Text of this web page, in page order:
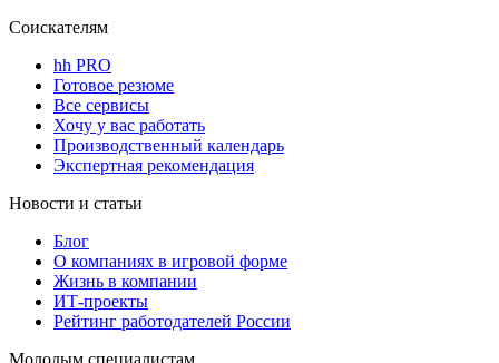
Соискателям
hh PRO
Готовое резюме
Все сервисы
Хочу у вас работать
Производственный календарь
Экспертная рекомендация
Новости и статьи
Блог
О компаниях в игровой форме
Жизнь в компании
ИТ-проекты
Рейтинг работодателей России
Молодым специалистам